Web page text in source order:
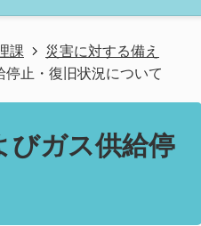
課
災害に対する備え
止・復旧状況について
びガス供給停